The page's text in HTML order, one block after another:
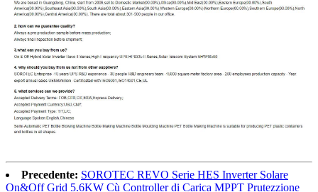
Precedente: SOROTEC REVO Serie HES Inverter Solare
On&Off Grid 5.6KW Cù Controller di Carica MPPT Prutezzione